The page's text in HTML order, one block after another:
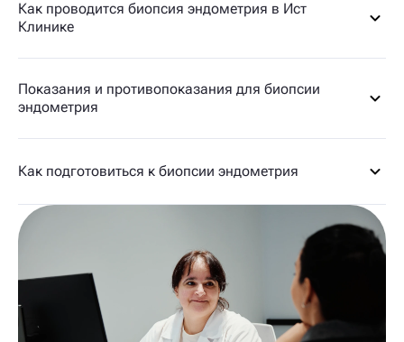
Как проводится биопсия эндометрия в Ист
Клинике
Показания и противопоказания для биопсии
эндометрия
Как подготовиться к биопсии эндометрия